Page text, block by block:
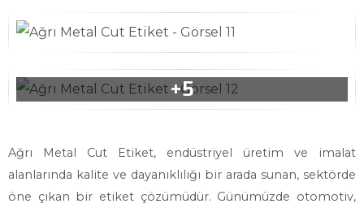
Ağrı Metal Cut Etiket, endüstriyel üretim ve imalat
alanlarında kalite ve dayanıklılığı bir arada sunan, sektörde
öne çıkan bir etiket çözümüdür. Günümüzde otomotiv,